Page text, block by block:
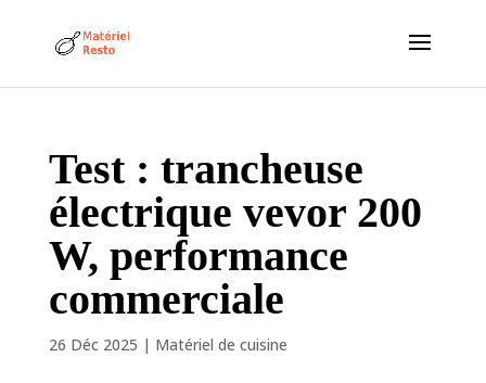
Test : trancheuse
électrique vevor 200
W, performance
commerciale
26 Déc 2025 | Matériel de cuisine